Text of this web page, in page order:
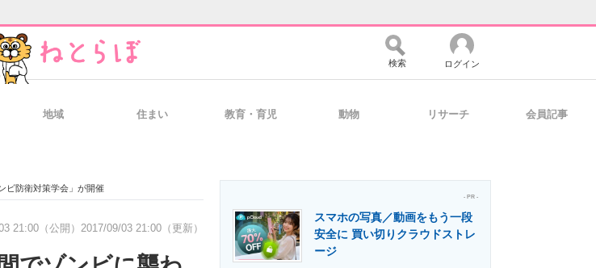
経営リーダーのコミュニティ マーケ×ITの今がよく分かる
検索 ログイン
地域 住まい 教育・育児 動物 リサーチ 会員記事
ビ防衛対策学会」が開催
21:00（公開） 2017/09/03 21:00（更新）
- PR -
スマホの写真／動画をもう一段
安全に 買い切りクラウドストレ
ージ